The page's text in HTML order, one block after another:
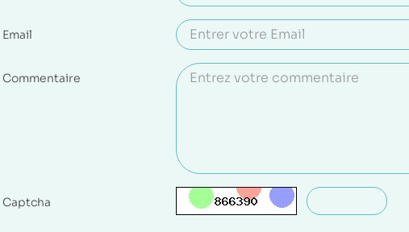
Email
Commentaire
Captcha